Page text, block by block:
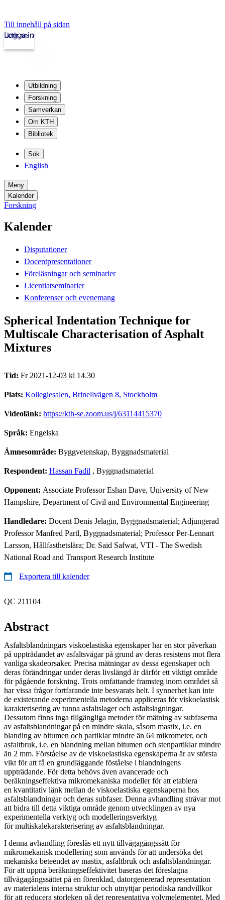
Till innehåll på sidan
kth.se
Logga in
Utbildning
Forskning
Samverkan
Om KTH
Bibliotek
Sök
English
Meny
Kalender
Forskning
Kalender
Disputationer
Docentpresentationer
Föreläsningar och seminarier
Licentiatseminarier
Konferenser och evenemang
Spherical Indentation Technique for
Multiscale Characterisation of Asphalt
Mixtures
Tid: Fr 2021-12-03 kl 14.30
Plats: Kollegiesalen, Brinellvägen 8, Stockholm
Videolänk: https://kth-se.zoom.us/j/63114415370
Språk: Engelska
Ämnesområde: Byggvetenskap, Byggnadsmaterial
Respondent: Hassan Fadil , Byggnadsmaterial
Opponent: Associate Professor Eshan Dave, University of New
Hampshire, Department of Civil and Environmental Engineering
Handledare: Docent Denis Jelagin, Byggnadsmaterial; Adjungerad
Professor Manfred Partl, Byggnadsmaterial; Professor Per-Lennart
Larsson, Hållfasthetslära; Dr. Said Safwat, VTI - The Swedish
National Road and Transport Research Institute
Exportera till kalender
QC 211104
Abstract
Asfaltsblandningars viskoelastiska egenskaper har en stor påverkan
på uppträdandet av asfaltsvägar på grund av deras resistens mot flera
vanliga skadeorsaker. Precisa mätningar av dessa egenskaper och
deras förändringar under deras livslängd är därför ett viktigt område
för pågående forskning. Trots omfattande framsteg inom området så
har vissa frågor fortfarande inte besvarats helt. I synnerhet kan inte
de existerande experimentella metoderna appliceras för viskoelastisk
karakterisering av tunna asfaltslager och asfaltslagningar.
Dessutom finns inga tillgängliga metoder för mätning av subfaserna
av asfaltsblandningar på en mindre skala, såsom mastix, i.e. en
blanding av bitumen och partiklar mindre än 64 mikrometer, och
asfaltbruk, i.e. en blandning mellan bitumen och stenpartiklar mindre
än 2 mm. Förståelse av de viskoelastiska egenskaperna är av största
vikt för att få en grundläggande föståelse i blandningens
uppträdande. För detta behövs även avancerade och
beräkningseffektiva mikromekaniska modeller för att etablera
en kvantitativ länk mellan de viskoelastiska egenskaperna hos
asfaltsblandningar och deras subfaser. Denna avhandling strävar mot
att bidra till detta viktiga område genom utvecklingen av nya
experimentella verktyg och modelleringsverktyg
för multiskalekarakterisering av asfaltsblandningar.
I denna avhandling föreslås ett nytt tillvägagångssätt för
mikromekanisk modellering som används för att undersöka det
mekaniska beteendet av mastix, asfaltbruk och asfaltsblandningar.
För att uppnå beräkningseffektivitet baseras det föreslagna
tillvägagångssättet på en förenklad, datorgenererad representation
av materialens interna struktur och utnyttjar periodiska randvillkor
för att reducera storleken på det representativa volymelementet. Med